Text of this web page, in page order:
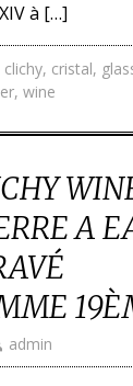
à […]
clichy, cristal,
, wine
A
admin